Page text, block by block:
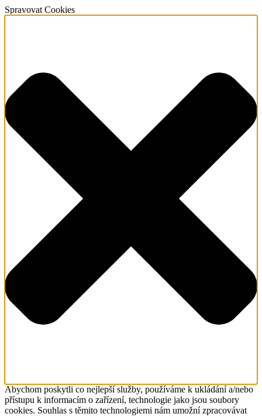
Spravovat Cookies
Abychom poskytli co nejlepší služby, používáme k ukládání a/nebo
přístupu k informacím o zařízení, technologie jako jsou soubory
cookies. Souhlas s těmito technologiemi nám umožní zpracovávat